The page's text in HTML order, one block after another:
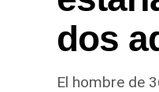
dos
El hombre de